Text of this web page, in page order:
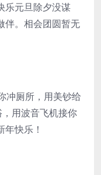
乐元旦除夕没谋
伴。相会团圆暂无
冲厕所，用美钞给
用波音飞机接你
快乐！